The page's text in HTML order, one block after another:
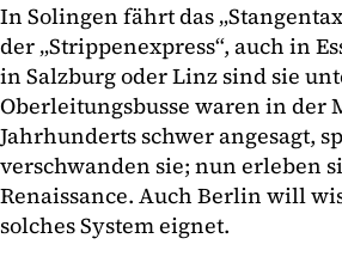
In Solingen fährt das
der „Strippenexpress“, auch in
in Salzburg oder Linz sind sie
Oberleitungsbusse waren in der
Jahrhunderts schwer angesagt,
verschwanden sie; nun erleben
Renaissance. Auch Berlin will
solches System eignet.